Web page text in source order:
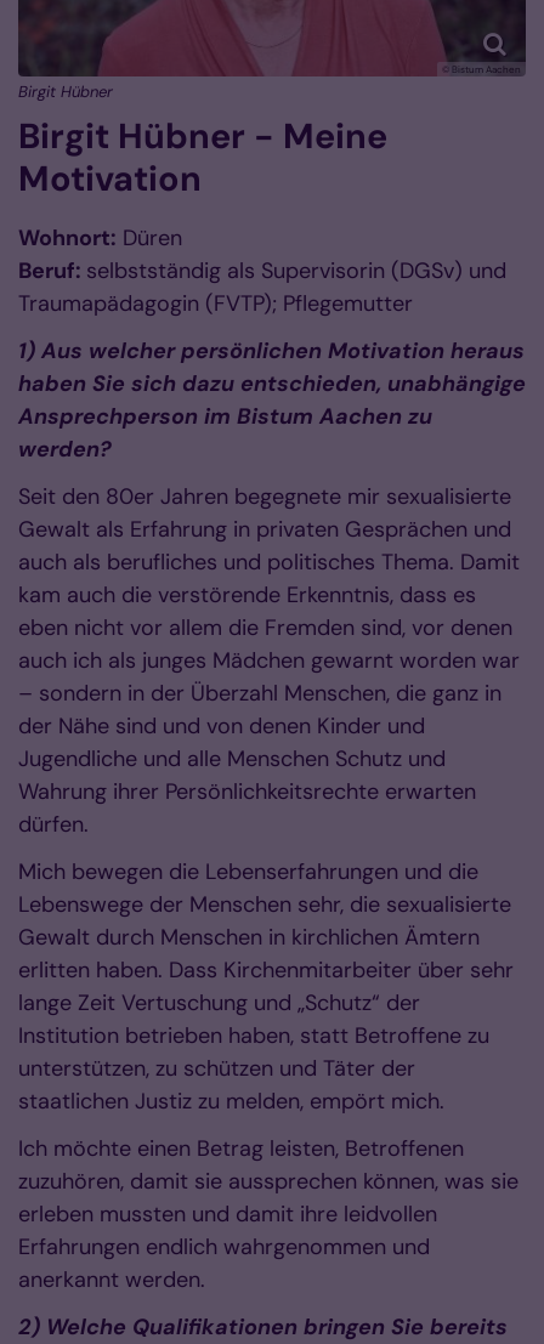
© Bistum Aachen
Birgit Hübner
Birgit Hübner - Meine
Motivation
Wohnort: Düren
Beruf: selbstständig als Supervisorin (DGSv) und
Traumapädagogin (FVTP); Pflegemutter
1) Aus welcher persönlichen Motivation heraus
haben Sie sich dazu entschieden, unabhängige
Ansprechperson im Bistum Aachen zu
werden?
Seit den 80er Jahren begegnete mir sexualisierte
Gewalt als Erfahrung in privaten Gesprächen und
auch als berufliches und politisches Thema. Damit
kam auch die verstörende Erkenntnis, dass es
eben nicht vor allem die Fremden sind, vor denen
auch ich als junges Mädchen gewarnt worden war
– sondern in der Überzahl Menschen, die ganz in
der Nähe sind und von denen Kinder und
Jugendliche und alle Menschen Schutz und
Wahrung ihrer Persönlichkeitsrechte erwarten
dürfen.
Mich bewegen die Lebenserfahrungen und die
Lebenswege der Menschen sehr, die sexualisierte
Gewalt durch Menschen in kirchlichen Ämtern
erlitten haben. Dass Kirchenmitarbeiter über sehr
lange Zeit Vertuschung und „Schutz“ der
Institution betrieben haben, statt Betroffene zu
unterstützen, zu schützen und Täter der
staatlichen Justiz zu melden, empört mich.
Ich möchte einen Betrag leisten, Betroffenen
zuzuhören, damit sie aussprechen können, was sie
erleben mussten und damit ihre leidvollen
Erfahrungen endlich wahrgenommen und
anerkannt werden.
2) Welche Qualifikationen bringen Sie bereits